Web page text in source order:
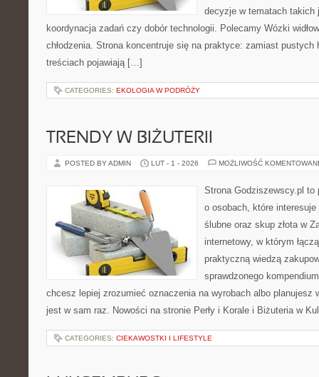
decyzje w tematach
koordynacja zadań czy dobór technologii. Polecamy Wózki
chłodzenia. Strona koncentruje się na praktyce: zamiast pustych
treściach pojawiają […]
CATEGORIES: EKOLOGIA W PODRÓŻY
TRENDY W BIŻUTERII
POSTED BY ADMIN LUT - 1 - 2026 MOŻLIWOŚĆ
Strona Godziszewscy.pl to
o osobach, które
ślubne oraz skup złota w
internetowy, w którym
praktyczną wiedzą
sprawdzonego
chcesz lepiej zrozumieć oznaczenia na wyrobach albo planujesz
jest w sam raz. Nowości na stronie Perły i Korale i Biżuteria w
CATEGORIES: CIEKAWOSTKI I LIFESTYLE